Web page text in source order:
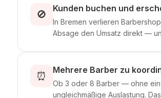
🚫 Kunden buchen und
In Bremen verlieren
Absage den Umsatz direkt —
⏰ Mehrere Barber zu
Ob 3 oder 8 Barber — ohne
ungleichmäßige Auslastung.